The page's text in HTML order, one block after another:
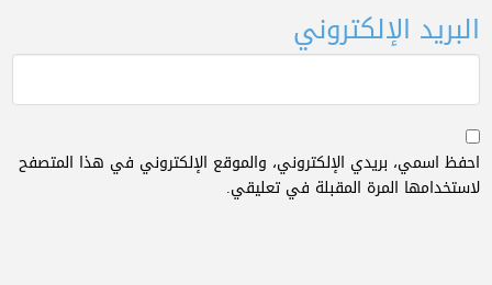
البريد الإلكتروني
احفظ اسمي، بريدي الإلكتروني، والموقع الإلكتروني في هذا المتصفح
لاستخدامها المرة المقبلة في تعليقي.